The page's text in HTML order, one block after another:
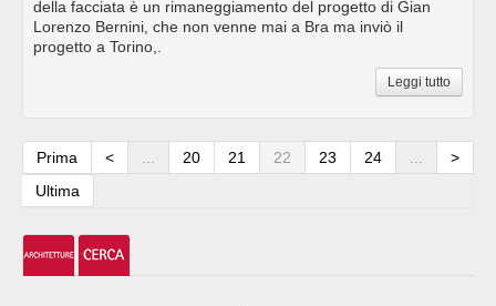
della facciata è un rimaneggiamento del progetto di Gian
Lorenzo Bernini, che non venne mai a Bra ma inviò il
progetto a Torino,.
Leggi tutto
Prima < ... 20 21 22 23 24 ...
>
Ultima